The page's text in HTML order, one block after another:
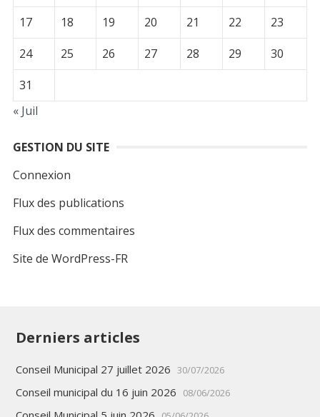
17
18 19 20 21 22
23
24
25 26 27 28 29
30
31
« Juil
GESTION DU SITE
Connexion
Flux des publications
Flux des commentaires
Site de WordPress-FR
Derniers articles
Conseil Municipal 27 juillet 2026 30/07/2026
Conseil municipal du 16 juin 2026 08/06/2026